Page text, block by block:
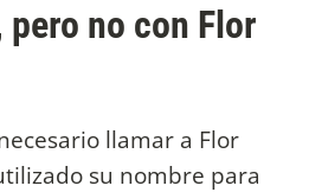
no con Flor
llamar a Flor
su nombre para